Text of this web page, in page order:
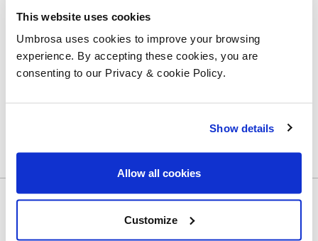
This website uses cookies
Umbrosa uses cookies to improve your browsing
experience. By accepting these cookies, you are
consenting to our Privacy & cookie Policy.
Show details
Allow all cookies
Customize
faire et raffinement esthétique dans chaque conception